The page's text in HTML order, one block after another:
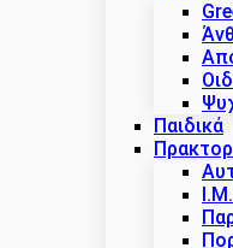
Παιδικά